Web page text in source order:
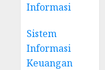
Informasi
Sistem
Informasi
Keuangan